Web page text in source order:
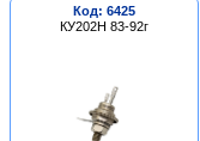
Код: 6425
КУ202Н 83-92г